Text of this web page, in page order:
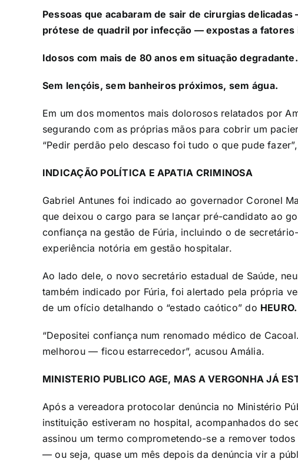
Pessoas que acabaram de sair de cirurgias
prótese de quadril por infecção — expostas a fatores
Idosos com mais de 80 anos em situação degradante.
Sem lençóis, sem banheiros próximos, sem água.
Em um dos momentos mais dolorosos relatados por
segurando com as próprias mãos para cobrir um
“Pedir perdão pelo descaso foi tudo o que pude
INDICAÇÃO POLÍTICA E APATIA CRIMINOSA
Gabriel Antunes foi indicado ao governador Coronel
que deixou o cargo para se lançar pré-candidato ao
confiança na gestão de Fúria, incluindo o de
experiência notória em gestão hospitalar.
Ao lado dele, o novo secretário estadual de Saúde,
também indicado por Fúria, foi alertado pela própria
de um ofício detalhando o “estado caótico” do HEURO.
“Depositei confiança num renomado médico de
melhorou — ficou estarrecedor”, acusou Amália.
MINISTERIO PUBLICO AGE, MAS A VERGONHA JÁ
Após a vereadora protocolar denúncia no Ministério
instituição estiveram no hospital, acompanhados do
assinou um termo comprometendo-se a remover
— ou seja, quase um mês depois da denúncia vir a